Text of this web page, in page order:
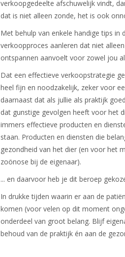
verkoopgedeelte afschuwelijk vindt,
dat is niet alleen zonde, het is ook
Met behulp van enkele handige tips in
verkoopproces aanleren dat niet
ontspannen aanvoelt voor zowel jou
Dat een effectieve verkoopstrategie
heel fijn en noodzakelijk, zeker voor
daarnaast dat als jullie als praktijk
dat gunstige gevolgen heeft voor het
immers effectieve producten en
staan. Producten en diensten die
gezondheid van het dier (en voor het
zoönose bij de eigenaar).
... en daarvoor heb je dit beroep
In drukke tijden waarin er aan de
komen (voor velen op dit moment
onderdeel van groot belang. Blijf
behoud van de praktijk én aan de